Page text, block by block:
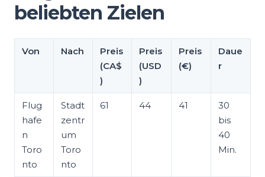
beliebten Zielen
Von Nach
Preis
(CA$
)
Preis
(USD
)
Preis
(€)
Daue
r
Flug
hafe
n
Toro
nto
Stadt
zentr
um
Toro
nto
61 44 41
30
bis
40
Min.